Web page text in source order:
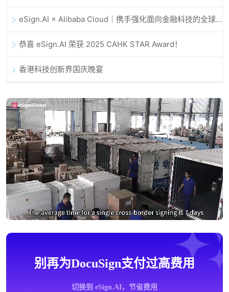
eSign.AI × Alibaba Cloud｜携手强化面向金融科技的全球数字信任
恭喜 eSign.AI 荣获 2025 CAHK STAR Award！
香港科技创新界国庆晚宴
别再为DocuSign支付过高费用
切换到 eSign.AI，节省费用